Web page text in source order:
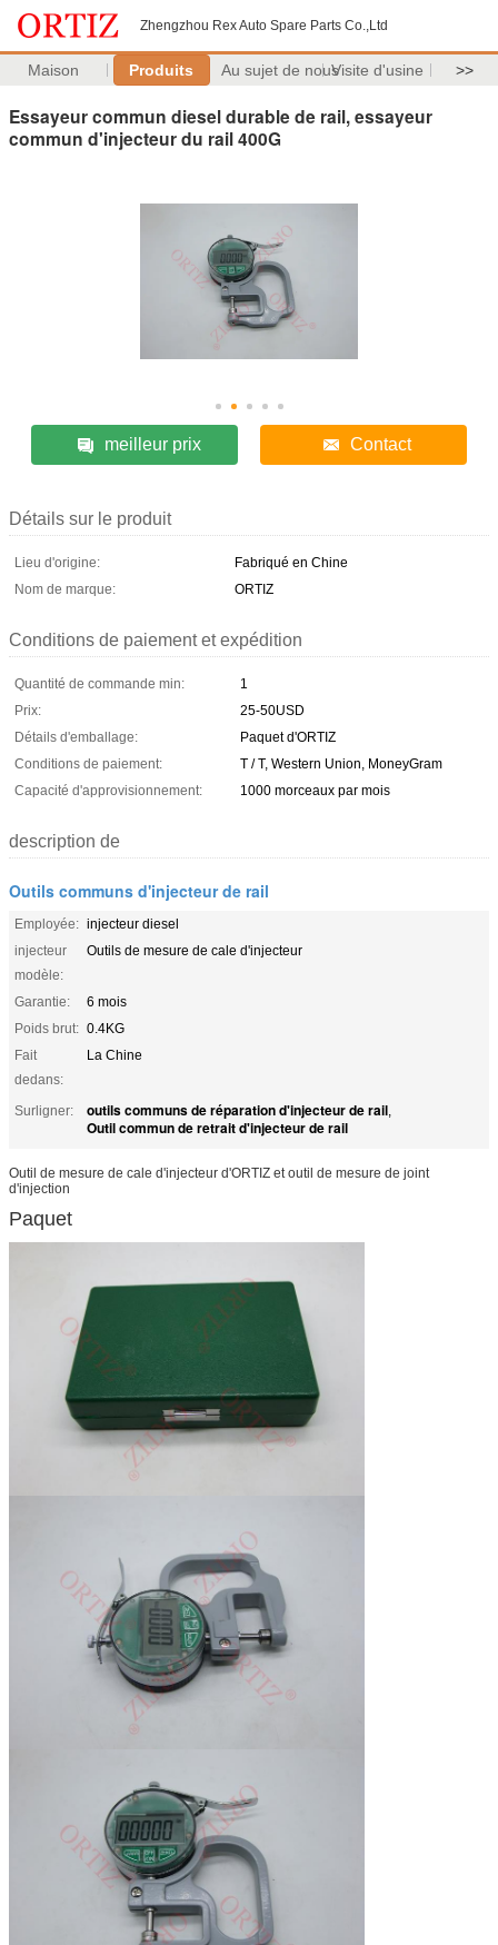
Zhengzhou Rex Auto Spare Parts Co.,Ltd
Maison Produits Au sujet de nousVisite d'usine >>
Essayeur commun diesel durable de rail, essayeur
commun d'injecteur du rail 400G
meilleur prix Contact
Détails sur le produit
Lieu d'origine:
Fabriqué en Chine
Nom de marque:
ORTIZ
Conditions de paiement et expédition
Quantité de commande min:
1
Prix:
25-50USD
Détails d'emballage:
Paquet d'ORTIZ
Conditions de paiement:
T / T, Western Union, MoneyGram
Capacité d'approvisionnement:
1000 morceaux par mois
description de
Outils communs d'injecteur de rail
Employée: injecteur diesel
injecteur
modèle:
Outils de mesure de cale d'injecteur
Garantie:
6 mois
Poids brut: 0.4KG
Fait
dedans:
La Chine
Surligner: outils communs de réparation d'injecteur de rail,
Outil commun de retrait d'injecteur de rail
Outil de mesure de cale d'injecteur d'ORTIZ et outil de mesure de joint
d'injection
Paquet